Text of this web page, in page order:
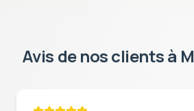
Avis de nos clients à